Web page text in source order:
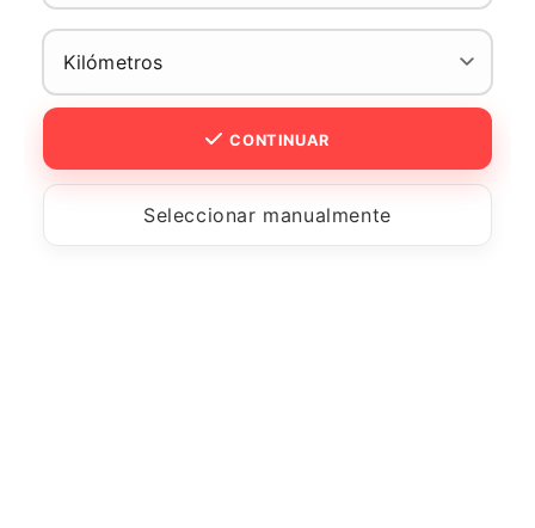
CONTINUAR
Seleccionar manualmente